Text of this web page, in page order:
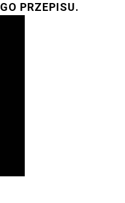
PRZEPISU.